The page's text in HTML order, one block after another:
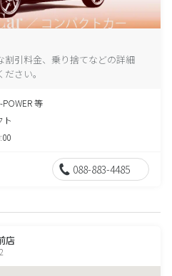
割引料金、乗り捨てなどの詳細
さい。
等
ト
088-883-4485
店